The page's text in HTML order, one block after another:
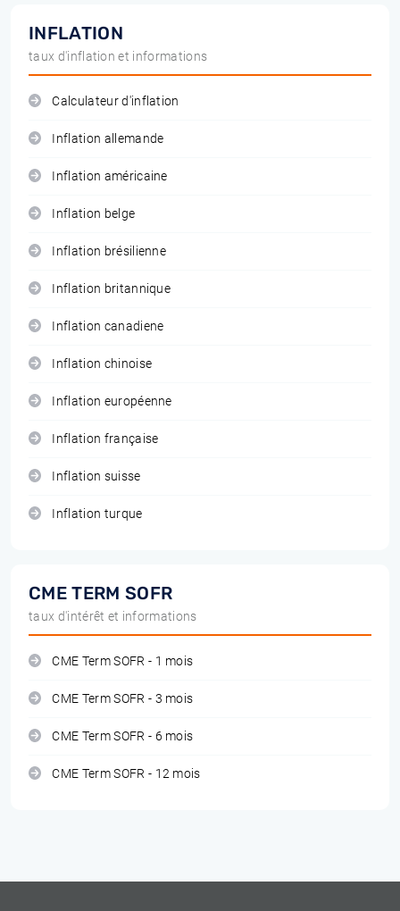
INFLATION
taux d'inflation et informations
Calculateur d'inflation
Inflation allemande
Inflation américaine
Inflation belge
Inflation brésilienne
Inflation britannique
Inflation canadiene
Inflation chinoise
Inflation européenne
Inflation française
Inflation suisse
Inflation turque
CME TERM SOFR
taux d'intérêt et informations
CME Term SOFR - 1 mois
CME Term SOFR - 3 mois
CME Term SOFR - 6 mois
CME Term SOFR - 12 mois